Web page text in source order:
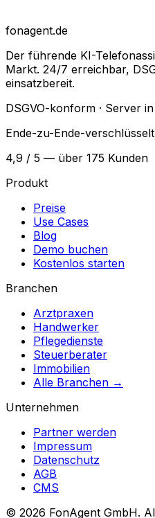
fonagent.de
Der führende KI-
Markt. 24/7 erreichbar,
einsatzbereit.
DSGVO-konform · Server
Ende-zu-Ende-verschlüsselt
4,9 / 5 — über 175 Kunden
Produkt
Preise
Use Cases
Blog
Demo buchen
Kostenlos starten
Branchen
Arztpraxen
Handwerker
Pflegedienste
Steuerberater
Immobilien
Alle Branchen →
Unternehmen
Partner werden
Impressum
Datenschutz
AGB
CMS
© 2026 FonAgent GmbH.